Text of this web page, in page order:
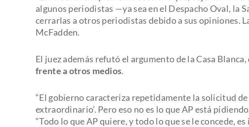
algunos periodistas —ya sea en el Despacho Oval, la
cerrarlas a otros periodistas debido a sus opiniones.
McFadden.
El juez además refutó el argumento de la Casa Blanca,
frente a otros medios.
“El gobierno caracteriza repetidamente la solicitud de
extraordinario’. Pero eso no es lo que AP está
“Todo lo que AP quiere, y todo lo que se le concede,